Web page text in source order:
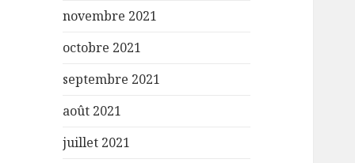
novembre 2021
octobre 2021
septembre 2021
août 2021
juillet 2021